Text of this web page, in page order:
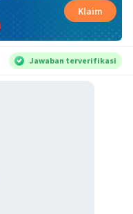
Klaim
Jawaban terverifikasi